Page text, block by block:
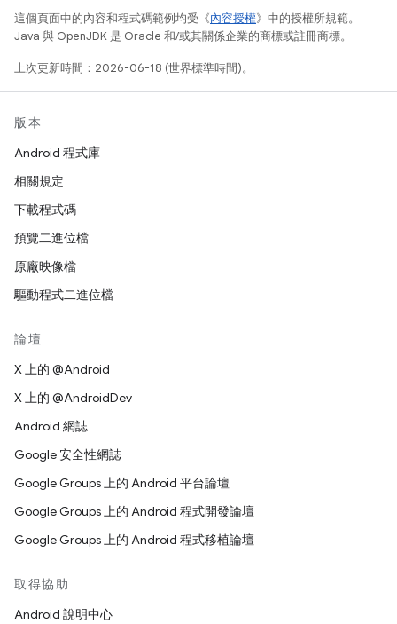
這個頁面中的內容和程式碼範例均受《內容授權》中的授權所規範。
Java 與 OpenJDK 是 Oracle 和/或其關係企業的商標或註冊商標。
上次更新時間：2026-06-18 (世界標準時間)。
版本
Android 程式庫
相關規定
下載程式碼
預覽二進位檔
原廠映像檔
驅動程式二進位檔
論壇
X 上的 @Android
X 上的 @AndroidDev
Android 網誌
Google 安全性網誌
Google Groups 上的 Android 平台論壇
Google Groups 上的 Android 程式開發論壇
Google Groups 上的 Android 程式移植論壇
取得協助
Android 說明中心